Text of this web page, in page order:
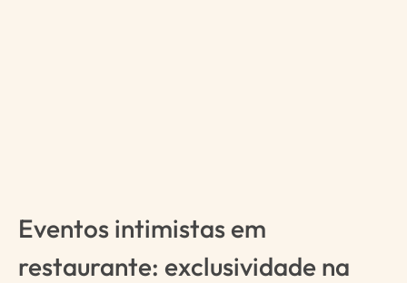
Eventos intimistas em
restaurante: exclusividade na